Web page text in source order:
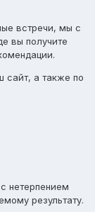
встречи, мы с
вы получите
сайт, а также по
нетерпением
результату.